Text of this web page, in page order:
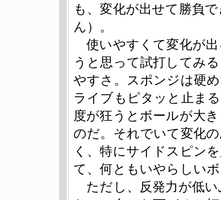
も、変化が出せて勝負
ん）。
使いやすくて変化が
うと思って試打してみ
やすさ。スポンジは硬
ライブもピタッと止ま
度が狂うとボールが大
のだ。それでいて変化
く、特にサイドスピン
て、何ともいやらしい
ただし、反発力が低い